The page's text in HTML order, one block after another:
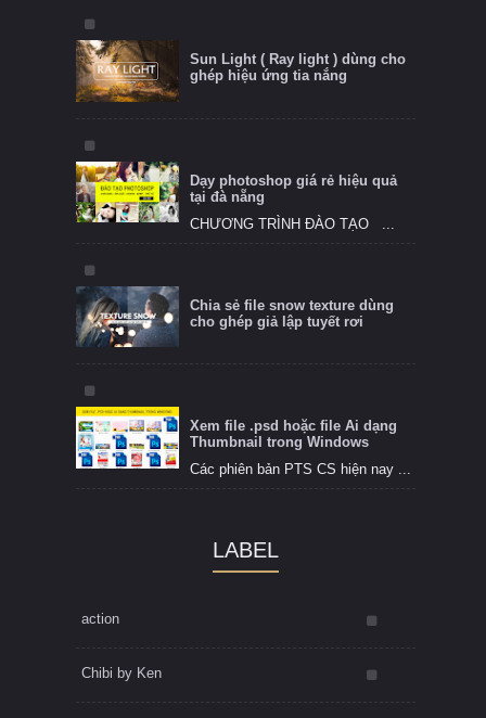
Sun Light ( Ray light ) dùng cho
ghép hiệu ứng tia nắng
Dạy photoshop giá rẻ hiệu quả
tại đà nẵng
CHƯƠNG TRÌNH ĐÀO TẠO ...
Chia sẻ file snow texture dùng
cho ghép giả lập tuyết rơi
Xem file .psd hoặc file Ai dạng
Thumbnail trong Windows
Các phiên bản PTS CS hiện nay ...
LABEL
action
Chibi by Ken